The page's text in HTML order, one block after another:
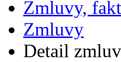
Zmluvy,
Zmluvy
Detail